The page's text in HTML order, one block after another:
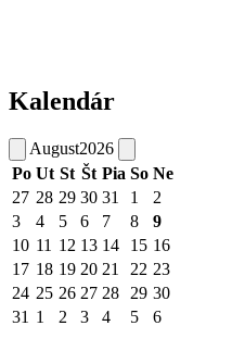
Kalendár
August2026
Po Ut St Št Pia So Ne
27 28 29 30 31 1
2
3
4 5 6 7 8
9
10 11 12 13 14 15 16
17 18 19 20 21 22 23
24 25 26 27 28 29 30
31 1 2 3 4 5 6